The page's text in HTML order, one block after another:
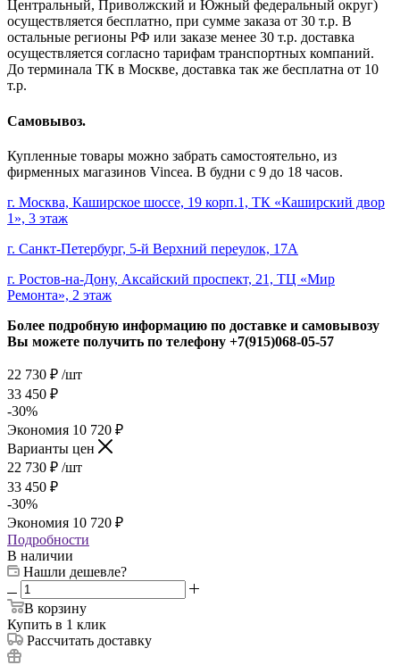
Центральный, Приволжский и Южный федеральный округ)
осуществляется бесплатно, при сумме заказа от 30 т.р. В
остальные регионы РФ или заказе менее 30 т.р. доставка
осуществляется согласно тарифам транспортных компаний.
До терминала ТК в Москве, доставка так же бесплатна от 10
т.р.
Самовывоз.
Купленные товары можно забрать самостоятельно, из
фирменных магазинов Vincea. В будни с 9 до 18 часов.
г. Москва, Каширское шоссе, 19 корп.1, ТК «Каширский двор
1», 3 этаж
г. Санкт-Петербург, 5-й Верхний переулок, 17А
г. Ростов-на-Дону, Аксайский проспект, 21, ТЦ «Мир
Ремонта», 2 этаж
Более подробную информацию по доставке и самовывозу
Вы можете получить по телефону +7(915)068-05-57
22 730 ₽ /шт
33 450 ₽
-30%
Экономия 10 720 ₽
Варианты цен
22 730 ₽ /шт
33 450 ₽
-30%
Экономия 10 720 ₽
Подробности
В наличии
Нашли дешевле?
В корзину
Купить в 1 клик
Рассчитать доставку